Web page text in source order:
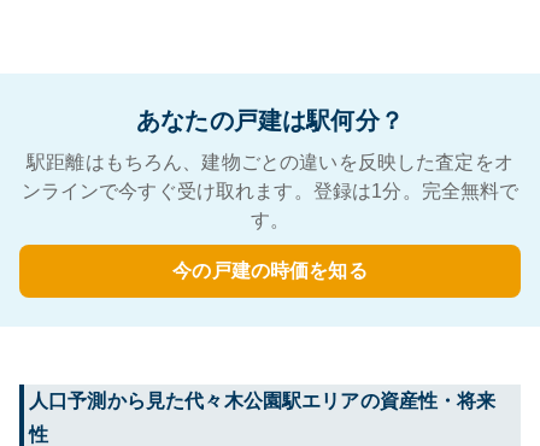
あなたの戸建は駅何分？
駅距離はもちろん、建物ごとの違いを反映した査定をオ
ンラインで今すぐ受け取れます。登録は1分。完全無料で
す。
今の戸建の時価を知る
人口予測から見た代々木公園駅エリアの資産性・将来
性